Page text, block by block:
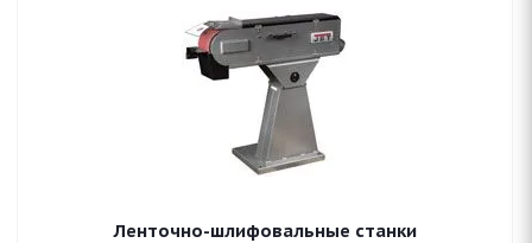
Ленточно-шлифовальные станки